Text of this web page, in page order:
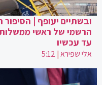
ובשתיים יעופף |
הרשמי של ראשי ממשלות
עד עכשיו
אלי שפירא|
5:12